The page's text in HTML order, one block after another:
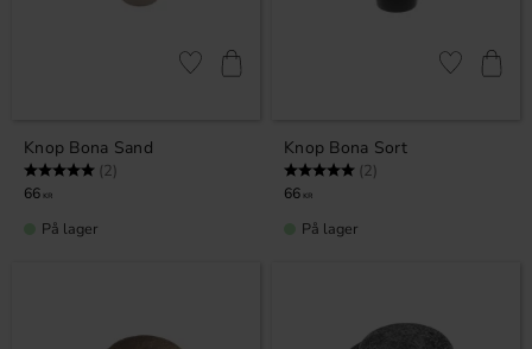
Knop Bona Sand
Vurdering: (2)
66 KR
Gem som favorit
På lager
Knop Bona Sort
Vurdering: (2)
66 KR
Gem som
På lager